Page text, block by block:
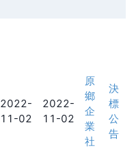
2022-
11-02
2022-
11-02
原
鄉
企
業
社
決
標
公
告